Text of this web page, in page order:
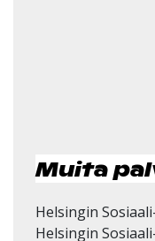
Muita
Helsingin
Helsingin